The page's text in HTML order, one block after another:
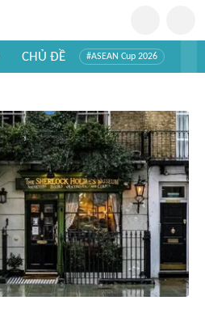
CHỦ ĐỀ #ASEAN Cup 2026